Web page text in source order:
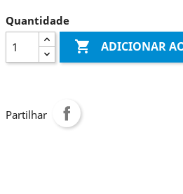
Quantidade
 ADICIONAR
Partilhar